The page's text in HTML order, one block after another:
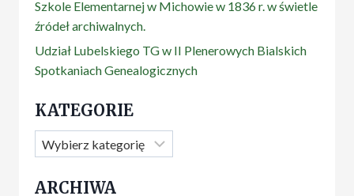
Szkole Elementarnej w Michowie w 1836 r. w świetle
źródeł archiwalnych.
Udział Lubelskiego TG w II Plenerowych Bialskich
Spotkaniach Genealogicznych
KATEGORIE
Kategorie
ARCHIWA